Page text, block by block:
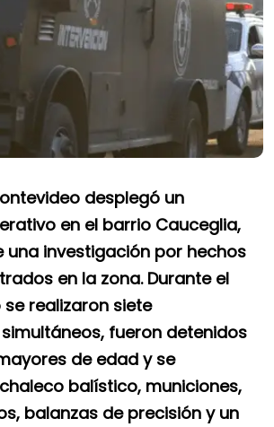
desplegó un
en el barrio Cauceglia,
una investigación por hechos
en la zona. Durante el
realizaron siete
fueron detenidos
de edad y se
balístico, municiones,
balanzas de precisión y un